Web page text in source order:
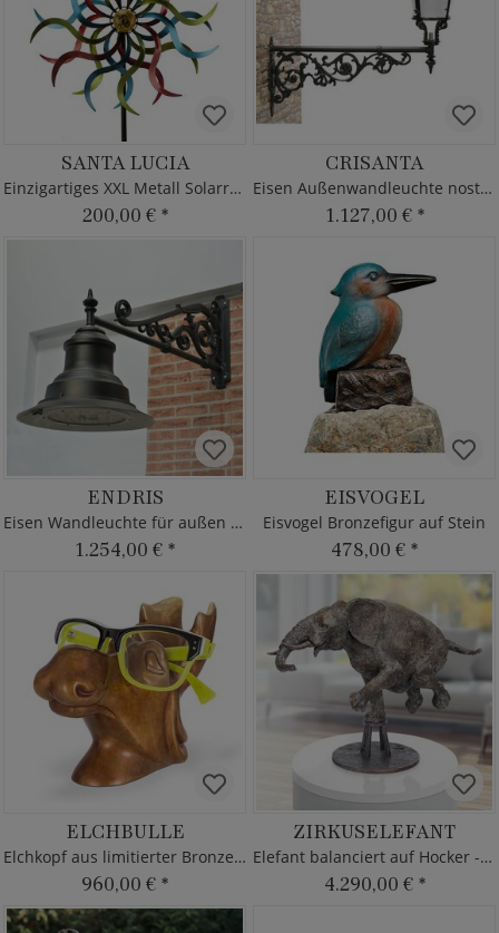
SANTA LUCIA
Einzigartiges XXL Metall Solarrad
200,00 € *
CRISANTA
Eisen Außenwandleuchte nostalgisch
1.127,00 € *
ENDRIS
Eisen Wandleuchte für außen im antik Design
1.254,00 € *
EISVOGEL
Eisvogel Bronzefigur auf Stein
478,00 € *
ELCHBULLE
Elchkopf aus limitierter Bronze mit Brille
960,00 € *
ZIRKUSELEFANT
Elefant balanciert auf Hocker - Bronzeskulptur
4.290,00 € *